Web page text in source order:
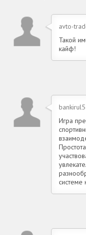
avto-
Такой
кайф!
Игра
системе